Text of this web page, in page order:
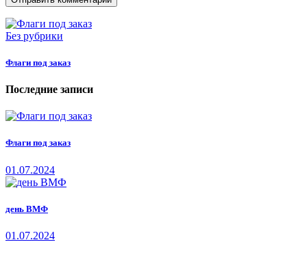
Без рубрики
Флаги под заказ
Последние записи
Флаги под заказ
01.07.2024
день ВМФ
01.07.2024